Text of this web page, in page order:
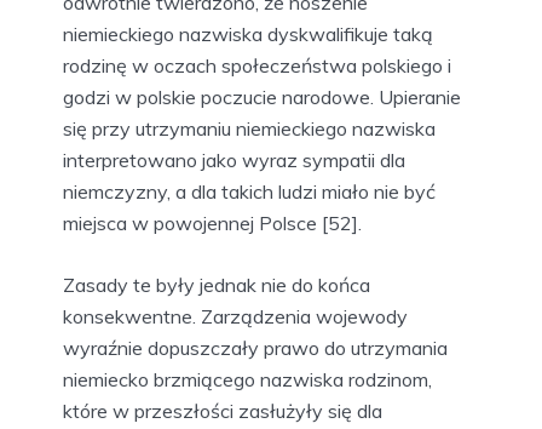
niemieckiego nazwiska dyskwalifikuje taką
rodzinę w oczach społeczeństwa polskiego i
godzi w polskie poczucie narodowe. Upieranie
się przy utrzymaniu niemieckiego nazwiska
interpretowano jako wyraz sympatii dla
niemczyzny, a dla takich ludzi miało nie być
miejsca w powojennej Polsce [52].
Zasady te były jednak nie do końca
konsekwentne. Zarządzenia wojewody
wyraźnie dopuszczały prawo do utrzymania
niemiecko brzmiącego nazwiska rodzinom,
które w przeszłości zasłużyły się dla